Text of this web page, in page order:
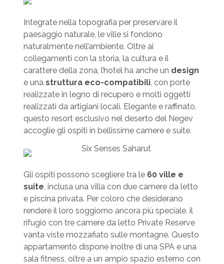
Integrate nella topografia per preservare il
paesaggio naturale, le ville si fondono
naturalmente nell’ambiente. Oltre ai
collegamenti con la storia, la cultura e il
carattere della zona, l’hotel ha anche un design
e unastruttura eco-compatibili, con porte
realizzate in legno di recupero e molti oggetti
realizzati da artigiani locali. Elegante e raffinato,
questo resort esclusivo nel deserto del Negev
accoglie gli ospiti in bellissime camere e suite.
Gli ospiti possono scegliere tra le 60 ville e
suite, inclusa una villa con due camere da letto
e piscina privata. Per coloro che desiderano
rendere il loro soggiorno ancora più speciale, il
rifugio con tre camere da letto Private Reserve
vanta viste mozzafiato sulle montagne. Questo
appartamento dispone inoltre di una SPA e una
sala fitness, oltre a un ampio spazio esterno con